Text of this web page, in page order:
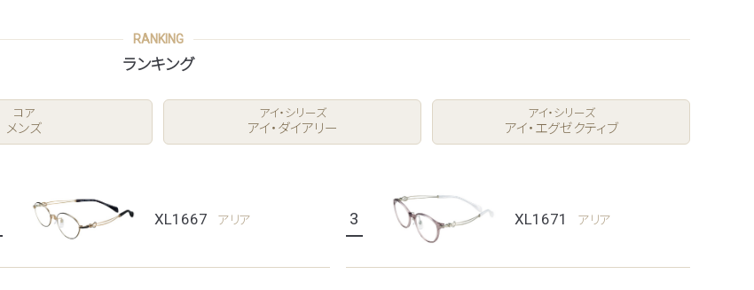
RANKING
ランキング
コア
メンズ
アイ・シリーズ
アイ・ダイアリー
アイ・シリーズ
アイ・エグゼクティブ
XL1667 アリア 3 XL1671 アリア